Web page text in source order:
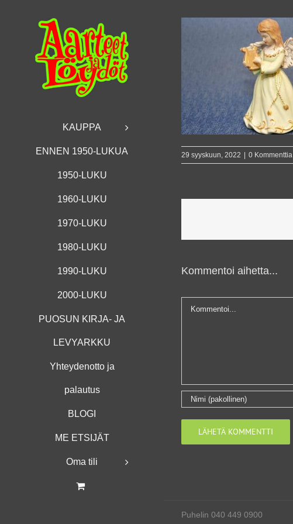
KAUPPA
ENNEN 1950-LUKUA
1950-LUKU
1960-LUKU
1970-LUKU
1980-LUKU
1990-LUKU
2000-LUKU
PUOSUN KIRJA- JA
LEVYARKKU
Yhteydenotto ja
palautus
BLOGI
ME ETSIJÄT
Oma tili
29 syyskuun, 2022 0 Kommenttia
Kommentoi aihetta...
Puhelin 040 449 0900